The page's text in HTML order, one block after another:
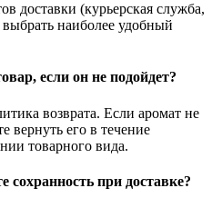
доставки (курьерская служба,
наиболее удобный
если он не подойдет?
возврата. Если аромат не
вернуть его в течение
товарного вида.
при доставке?